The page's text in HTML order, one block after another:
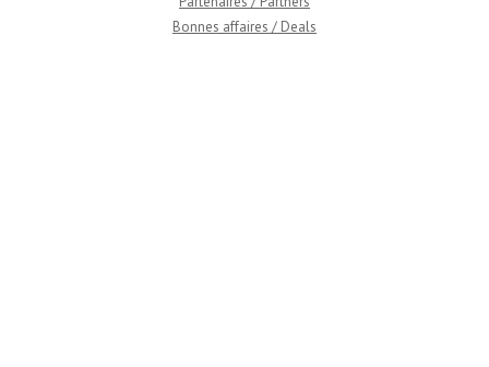
Bonnes affaires / Deals